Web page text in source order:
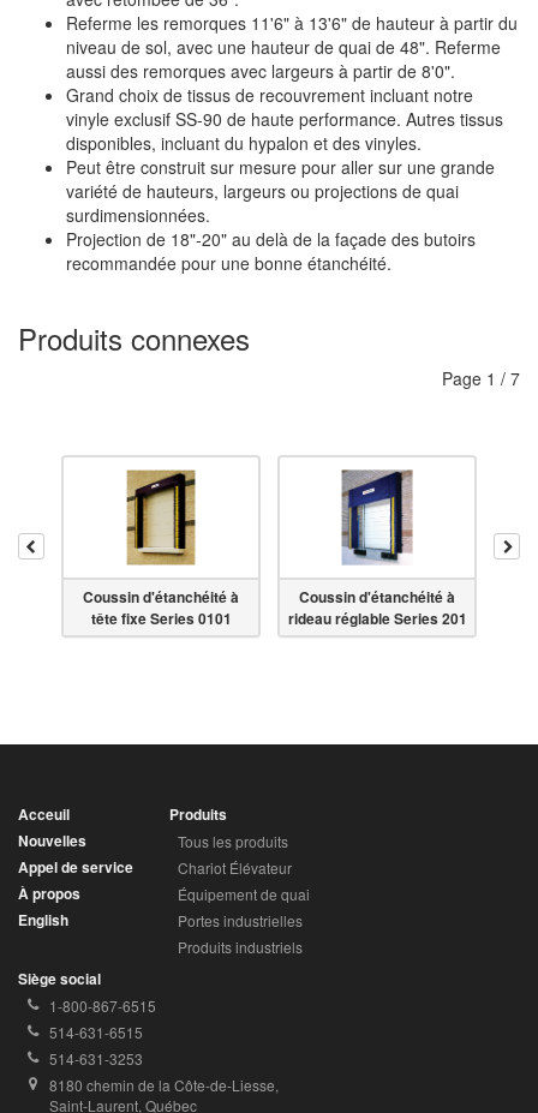
Referme les remorques 11'6" à 13'6" de hauteur à partir du
niveau de sol, avec une hauteur de quai de 48". Referme
aussi des remorques avec largeurs à partir de 8'0".
Grand choix de tissus de recouvrement incluant notre
vinyle exclusif SS-90 de haute performance. Autres tissus
disponibles, incluant du hypalon et des vinyles.
Peut être construit sur mesure pour aller sur une grande
variété de hauteurs, largeurs ou projections de quai
surdimensionnées.
Projection de 18"-20" au delà de la façade des butoirs
recommandée pour une bonne étanchéité.
Produits connexes
Page 1 / 7
Coussin d'étanchéité à
tête fixe Series 0101
Coussin d'étanchéité à
rideau réglable Series 201
Acceuil
Nouvelles
Appel de service
À propos
English
Produits
Tous les produits
Chariot Élévateur
Équipement de quai
Portes industrielles
Produits industriels
Siège social
Téléphone
sans
frais:
1-800-867-6515
Téléphone
local:
514-631-6515
Télécopieur:
514-631-3253
Adresse:
8180 chemin de la Côte-de-Liesse,
Saint-Laurent, Québec